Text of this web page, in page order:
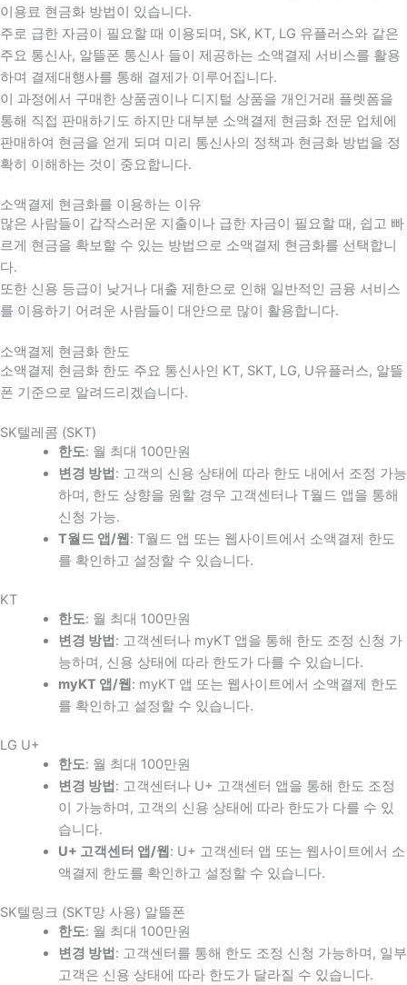
이용료 현금화 방법이 있습니다.
주로 급한 자금이 필요할 때 이용되며, SK, KT, LG 유플러스와 같은
주요 통신사, 알뜰폰 통신사 들이 제공하는 소액결제 서비스를 활용
하며 결제대행사를 통해 결제가 이루어집니다.
이 과정에서 구매한 상품권이나 디지털 상품을 개인거래 플렛폼을
통해 직접 판매하기도 하지만 대부분 소액결제 현금화 전문 업체에
판매하여 현금을 얻게 되며 미리 통신사의 정책과 현금화 방법을 정
확히 이해하는 것이 중요합니다.
소액결제 현금화를 이용하는 이유
많은 사람들이 갑작스러운 지출이나 급한 자금이 필요할 때 , 쉽고 빠
르게 현금을 확보할 수 있는 방법으로 소액결제 현금화를 선택합니
다.
또한 신용 등급이 낮거나 대출 제한으로 인해 일반적인 금융 서비스
를 이용하기 어려운 사람들이 대안으로 많이 활용합니다.
소액결제 현금화 한도
소액결제 현금화 한도 주요 통신사인 KT, SKT, LG, U유플러스, 알뜰
폰 기준으로 알려드리겠습니다.
SK텔레콤 (SKT)
한도: 월 최대 100만원
변경 방법 : 고객의 신용 상태에 따라 한도 내에서 조정 가능
하며, 한도 상향을 원할 경우 고객센터나 T월드 앱을 통해
신청 가능.
T월드 앱/웹 : T월드 앱 또는 웹사이트에서 소액결제 한도
를 확인하고 설정할 수 있습니다.
KT
한도: 월 최대 100만원
변경 방법 : 고객센터나 myKT 앱을 통해 한도 조정 신청 가
능하며, 신용 상태에 따라 한도가 다를 수 있습니다.
myKT 앱/웹 : myKT 앱 또는 웹사이트에서 소액결제 한도
를 확인하고 설정할 수 있습니다.
LG U+
한도: 월 최대 100만원
변경 방법 : 고객센터나 U+ 고객센터 앱을 통해 한도 조정
이 가능하며, 고객의 신용 상태에 따라 한도가 다를 수 있
습니다.
U+ 고객센터 앱/웹 : U+ 고객센터 앱 또는 웹사이트에서 소
액결제 한도를 확인하고 설정할 수 있습니다.
SK텔링크 (SKT망 사용) 알뜰폰
한도: 월 최대 100만원
변경 방법 : 고객센터를 통해 한도 조정 신청 가능하며, 일부
고객은 신용 상태에 따라 한도가 달라질 수 있습니다.